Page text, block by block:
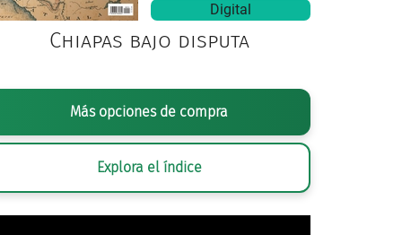
Digital
Chiapas bajo disputa
Más opciones de compra
Explora el índice